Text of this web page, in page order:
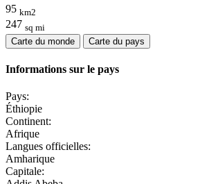
95 km2
247 sq mi
Carte du monde
Carte du pays
Informations sur le pays
Pays:
Éthiopie
Continent:
Afrique
Langues officielles:
Amharique
Capitale: